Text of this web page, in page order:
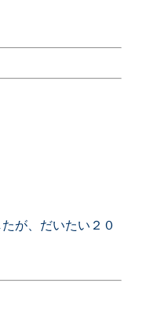
が、だいたい２０